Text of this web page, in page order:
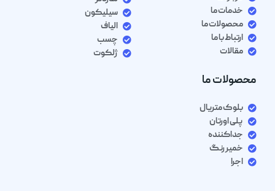
خدمات ما
محصولات ما
ارتباط با ما
مقالات
سیلیکون
الیاف
چسب
ژلکوت
محصولات ما
بلوک متریال
پلی اورتان
جداکننده
خمیر رنگ
اجرا